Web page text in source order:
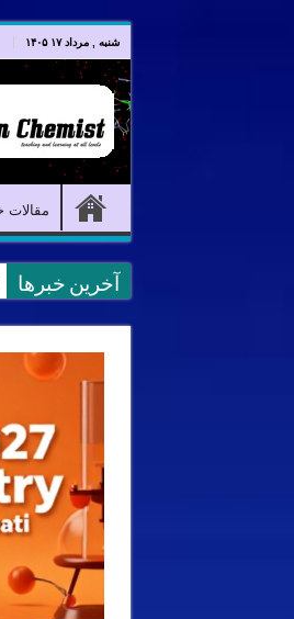
شنبه , مرداد ۱۷ ۱۴۰۵
مقالات
آخرین خبرها